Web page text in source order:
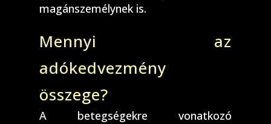
magánszemélynek is.
Mennyi az
adókedvezmény
összege?
A betegségekre vonatkozó